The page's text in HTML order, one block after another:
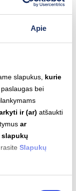
Apie
slapukus, kurie
bei
ir (ar) atšaukti
ar
slapukų
rasiteSlapukų
(DC)
kW